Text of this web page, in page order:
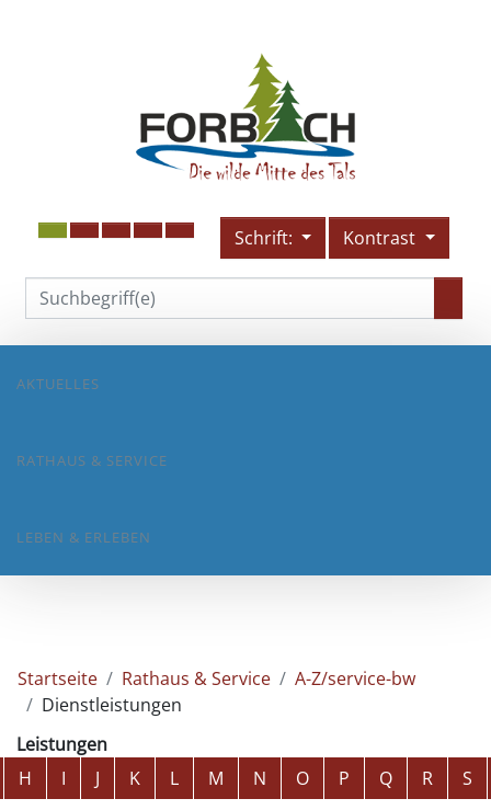
Schrift: Kontrast
AKTUELLES
RATHAUS & SERVICE
LEBEN & ERLEBEN
Startseite Rathaus & Service
A-Z/service-bw
Dienstleistungen
Leistungen
Alphabetisches Register überspringen
H I J K L M N O P Q R S